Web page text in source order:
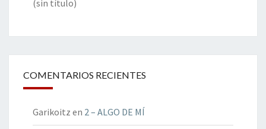
(sin título)
COMENTARIOS RECIENTES
Garikoitz en 2 – ALGO DE MÍ